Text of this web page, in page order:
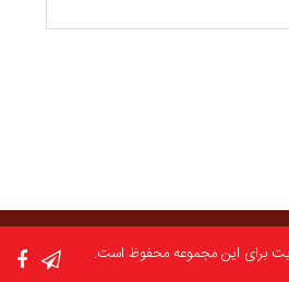
برای این مجموعه محفوظ است.